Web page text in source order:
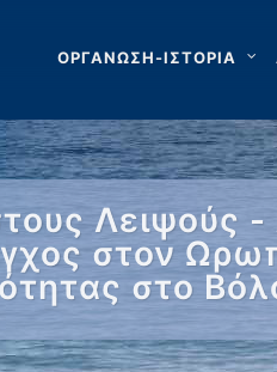
ΟΡΓΑΝΩΣΗ-ΙΣΤΟΡΙΑ
Λειψούς
στον
στο